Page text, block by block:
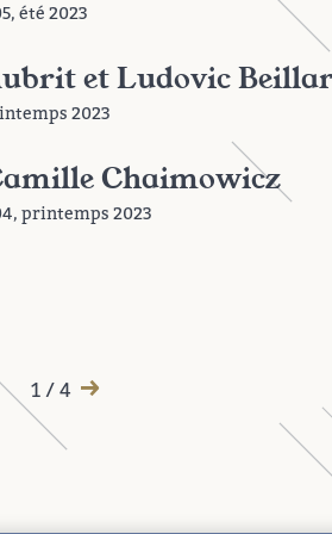
été 2023
et Ludovic
2023
Chaimowicz
printemps 2023
1 / 4 →